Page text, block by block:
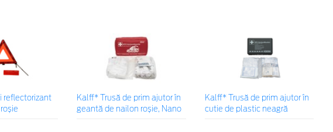
reflectorizant
Kalff* Trusă de prim ajutor în
geantă de nailon roșie, Nano
Kalff* Trusă de prim ajutor în
cutie de plastic neagră